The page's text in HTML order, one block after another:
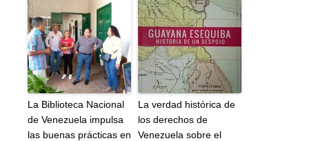
La Biblioteca Nacional
de Venezuela impulsa
las buenas prácticas en
La verdad histórica de
los derechos de
Venezuela sobre el